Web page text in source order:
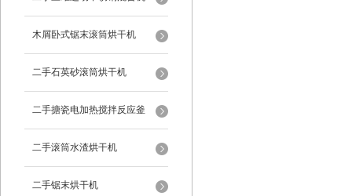
木屑卧式锯末滚筒烘干机
二手石英砂滚筒烘干机
二手搪瓷电加热搅拌反应釜
二手滚筒水渣烘干机
二手锯末烘干机